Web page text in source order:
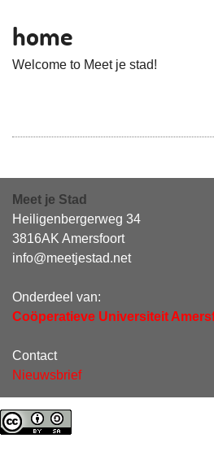
home
Welcome to Meet je stad!
Meet je Stad
Heiligenbergerweg 34
3816AK Amersfoort
info@meetjestad.net
Onderdeel van:
Coöperatieve Universiteit
Contact
Nieuwsbrief